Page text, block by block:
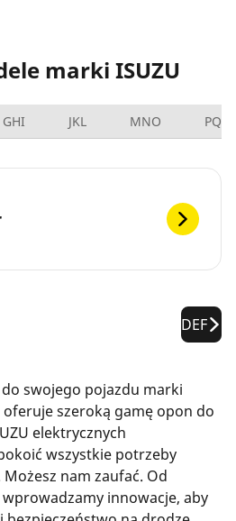
marki ISUZU
GHI JKL MNO PQRS
DEF
swojego pojazdu marki
oferuje szeroką gamę opon do
elektrycznych
wszystkie potrzeby
nam zaufać. Od
innowacje, aby